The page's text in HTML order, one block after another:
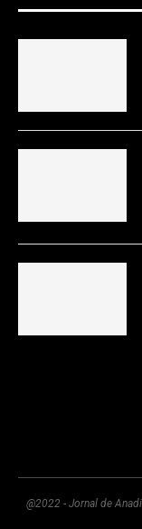
@2022 - Jornal de